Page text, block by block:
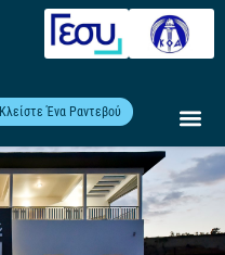
Κλείστε Ένα Ραντεβού